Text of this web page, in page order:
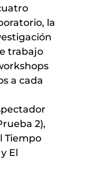
la
trabajo
a cada
2),
Tiempo
El